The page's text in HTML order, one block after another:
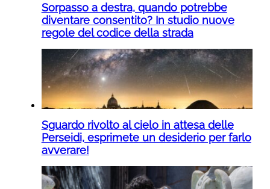
Sorpasso a destra, quando potrebbe
diventare consentito? In studio nuove
regole del codice della strada
Sguardo rivolto al cielo in attesa delle
Perseidi, esprimete un desiderio per farlo
avverare!